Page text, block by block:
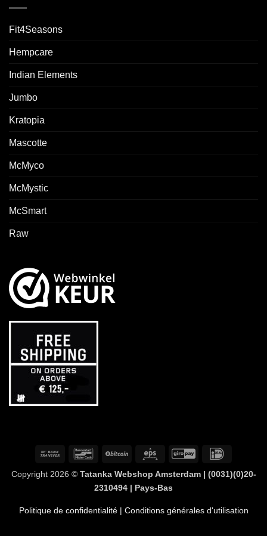
Fit4Seasons
Hempcare
Indian Elements
Jumbo
Kratopia
Mascotte
McMyco
McMystic
McSmart
Raw
Virement
BancontactBitCoin Eps GiroPay
Copyright 2026 © Tatanka Webshop Amsterdam | (0031)(0)20-
2310494 | Pays-Bas
Politique de confidentialité| Conditions générales d'utilisation